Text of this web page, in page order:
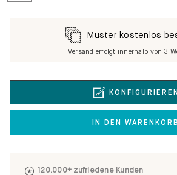
KONFIGURIEREN
IN DEN WARENKORB
Muster kostenlos
Versand erfolgt innerhalb von 3
120.000+ zufriedene Kunden